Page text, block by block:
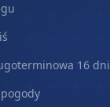
16 dni